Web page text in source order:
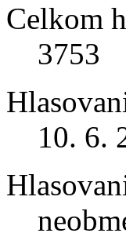
Celkom
3753
10. 6.